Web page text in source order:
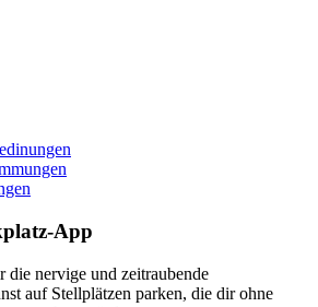
App
die nervige und zeitraubende
auf Stellplätzen parken, die dir ohne